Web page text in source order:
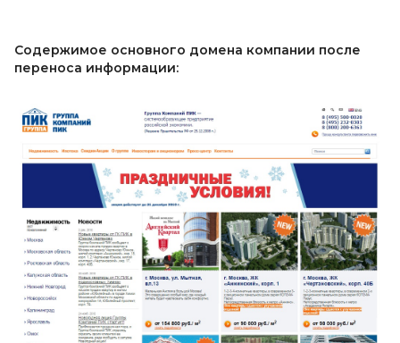
Содержимое основного домена компании после
переноса информации: